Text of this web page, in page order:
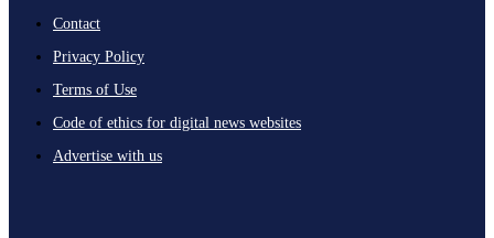
Contact
Privacy Policy
Terms of Use
Code of ethics for digital news websites
Advertise with us